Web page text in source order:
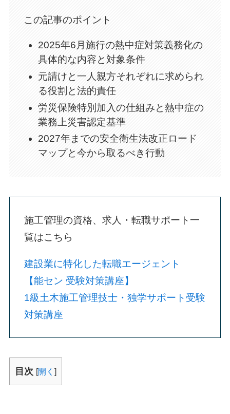
この記事のポイント
2025年6月施行の熱中症対策義務化の
具体的な内容と対象条件
元請けと一人親方それぞれに求められ
る役割と法的責任
労災保険特別加入の仕組みと熱中症の
業務上災害認定基準
2027年までの安全衛生法改正ロード
マップと今から取るべき行動
施工管理の資格、求人・転職サポート一
覧はこちら
建設業に特化した転職エージェント
【能セン 受験対策講座】
1級土木施工管理技士・独学サポート受験
対策講座
目次 [開く ]